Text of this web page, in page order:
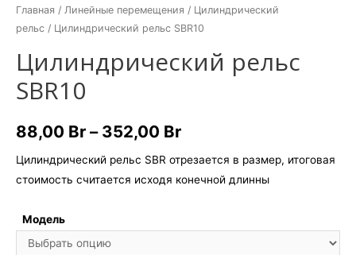
Главная / Линейные перемещения / Цилиндрический
рельс / Цилиндрический рельс SBR10
Цилиндрический рельс
SBR10
88,00 Br – 352,00 BrДиапазон
цен:
88,00 Br
Цилиндрический рельс SBR отрезается в размер, итоговая
стоимость считается исходя конечной длинны
Модель